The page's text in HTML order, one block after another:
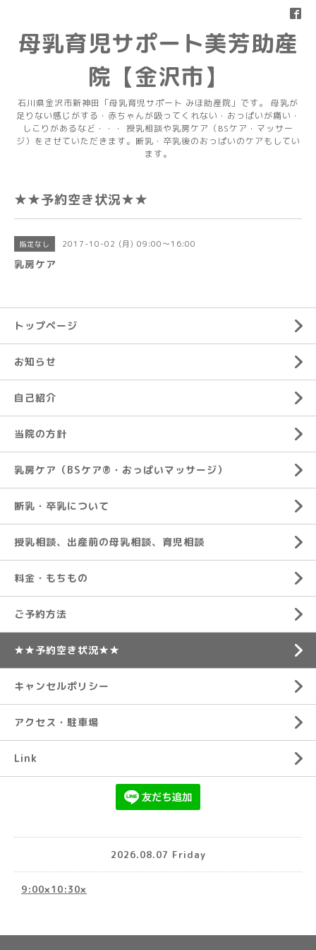
母乳育児サポート美芳助産
院【金沢市】
石川県金沢市新神田「母乳育児サポート みほ助産院」です。 母乳が
足りない感じがする・赤ちゃんが吸ってくれない・おっぱいが痛い・
しこりがあるなど・・・ 授乳相談や乳房ケア（BSケア・マッサー
ジ）をさせていただきます。断乳・卒乳後のおっぱいのケアもしてい
ます。
★★予約空き状況★★
指定なし 2017-10-02 (月) 09:00～16:00
乳房ケア
トップページ
お知らせ
自己紹介
当院の方針
乳房ケア（BSケア®︎・おっぱいマッサージ）
断乳・卒乳について
授乳相談、出産前の母乳相談、育児相談
料金・もちもの
ご予約方法
★★予約空き状況★★
キャンセルポリシー
アクセス・駐車場
Link
2026.08.07 Friday
9:00×10:30×